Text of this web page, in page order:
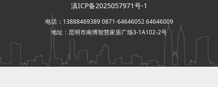
滇ICP备2025057971号-1
电话：13888469389 0871-64646052 64646009
地址：昆明市南博智慧家居广场3-1A102-2号